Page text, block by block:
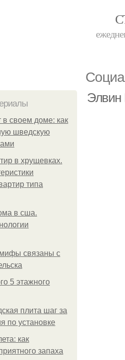
своем доме: как
шведскую
в хрущевках.
типа
в сша.
связаны с
5 этажного
плита шаг за
по установке
как
запаха
Элвин